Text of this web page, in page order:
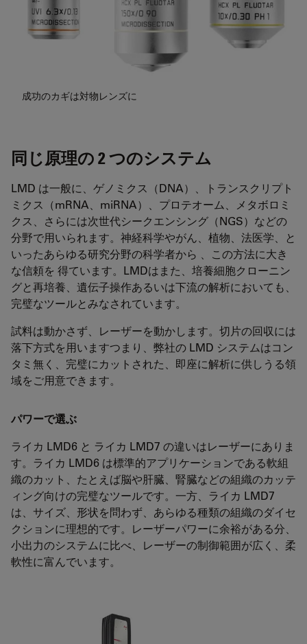
成功のカギは対物レンズに
同じ原理の 2つのシステム
LMD は一般に、ゲノミクス（DNA）、トランスクリプト
ミクス（mRNA、miRNA）、プロテオーム、メタボロミ
クス、さらには次世代シークエンシング（NGS）などの
分野で用いられます。神経科学やがん、植物、法医学、と
いったあらゆる研究分野の科学者から 、この方法に大き
な信頼を 得ています。LMDはまた、培養細胞クローニン
グと再培養、遺伝子操作あるいは下流の解析においても、
完璧なツールとみなされています。
試料は動かさず、レーザーを動かします。切片の回収には
落下方式を用いますつまり、弊社の LMD システムはコン
タミ無く、完璧にカットされた、即座に解析に供しうる領
域をご用意できます。
パワーで選ぶ
ライカ LMD6 と ライカ LMD7 の違いはレーザーにありま
す。ライカ LMD6 は標準的アプリケーションである軟組
織のカット、たとえば脳や肝臓、腎臓などの組織のカッテ
ィング向けの完璧なツールです。一方、ライカ LMD7
は、サイズ、形状を問わず、あらゆる種類の組織のダイセ
クションに理想的です。レーザーパワーに余裕がある分、
小出力のシステムに比べ、レーザーの制御範囲が広く、柔
軟性に富んでいます。